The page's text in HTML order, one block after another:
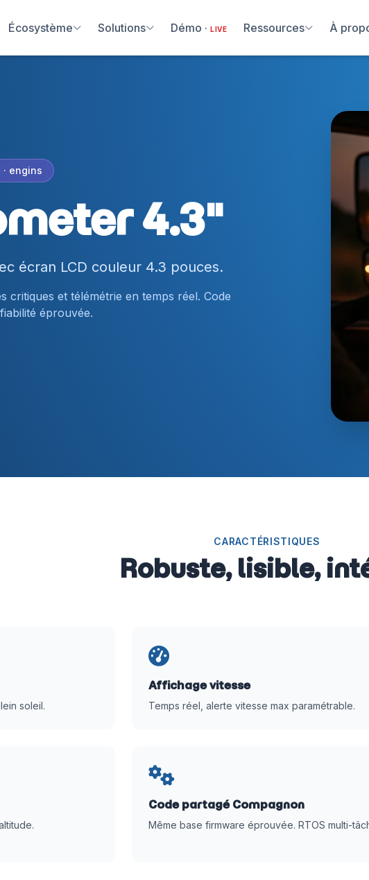
Écosystème Solutions Démo ·LIVE Ressources À
engins
4.3"
écran LCD couleur 4.3 pouces.
critiques et télémétrie en temps réel. Code
éprouvée.
CARACTÉRISTIQUES
Robuste, lisible,
soleil.
Affichage vitesse
Temps réel, alerte vitesse max paramétrable.
Code partagé Compagnon
Même base firmware éprouvée. RTOS multi-